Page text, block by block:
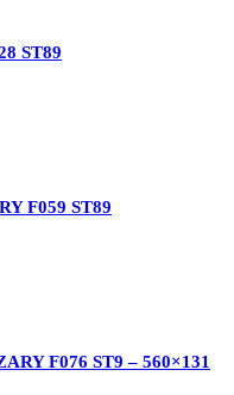
ST89
F059 ST89
F076 ST9 – 560×131